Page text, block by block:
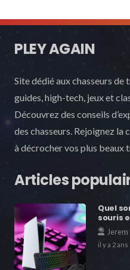
PLEY AGAIN
Site dédié aux chasseurs de
guides, high-tech, jeux et
Découvrez des conseils
des chasseurs. Rejoignez
à décrocher vos plus beaux
Articles
Quel
souris
Jerem
il y a 2 ans